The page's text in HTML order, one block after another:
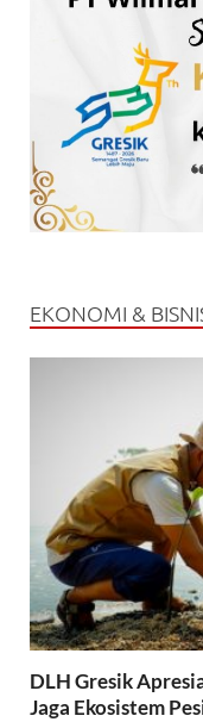
EKONOMI &
DLH Gresik
Jaga Ekosistem